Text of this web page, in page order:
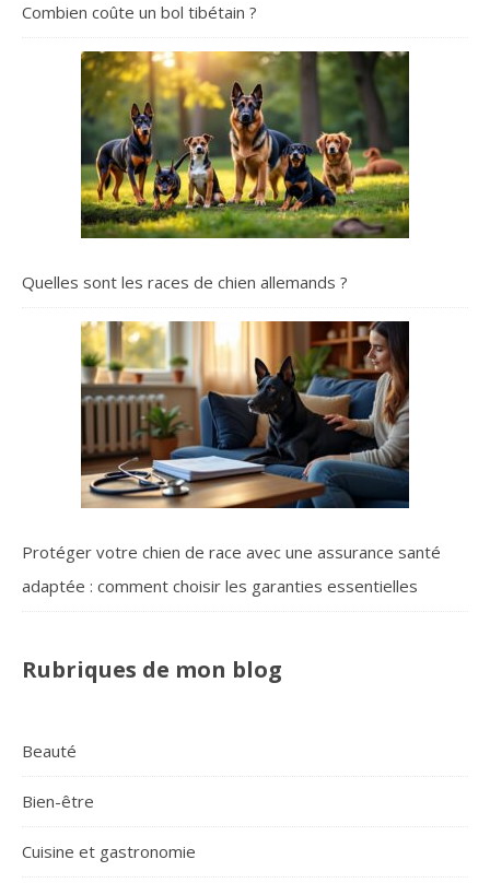
Combien coûte un bol tibétain ?
Quelles sont les races de chien allemands ?
Protéger votre chien de race avec une assurance santé
adaptée : comment choisir les garanties essentielles
Rubriques de mon blog
Beauté
Bien-être
Cuisine et gastronomie